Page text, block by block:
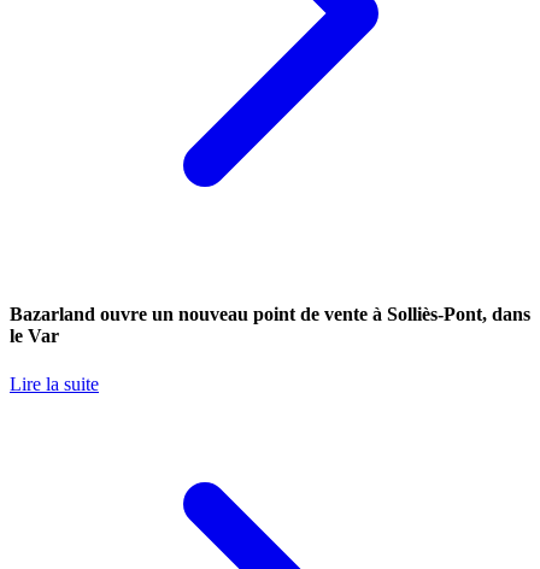
Bazarland ouvre un nouveau point de vente à Solliès-Pont, dans
le Var
Lire la suite